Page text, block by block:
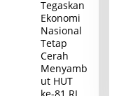
Tegaskan
Ekonomi
Nasional
Tetap
Cerah
Menyamb
ut HUT